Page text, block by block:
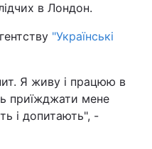
в Лондон.
"Українські
Я живу і працюю в
приїжджати мене
і допитають", -